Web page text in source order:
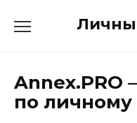
Annex.PRO
по личному